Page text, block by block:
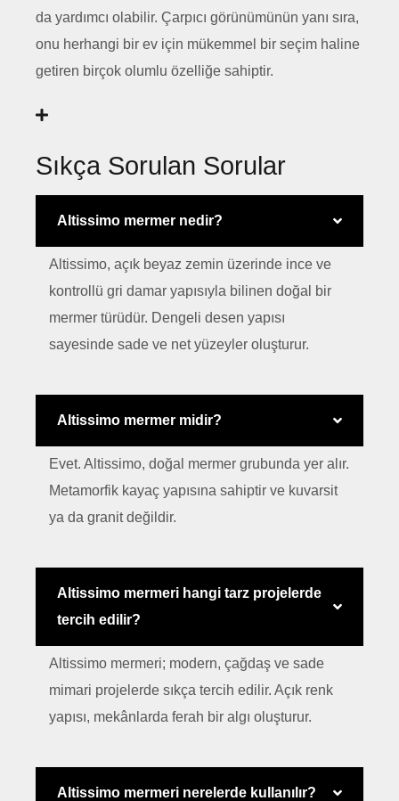
da yardımcı olabilir. Çarpıcı görünümünün yanı sıra,
onu herhangi bir ev için mükemmel bir seçim haline
getiren birçok olumlu özelliğe sahiptir.
Sıkça Sorulan Sorular
Altissimo mermer nedir?
Altissimo, açık beyaz zemin üzerinde ince ve
kontrollü gri damar yapısıyla bilinen doğal bir
mermer türüdür. Dengeli desen yapısı
sayesinde sade ve net yüzeyler oluşturur.
Altissimo mermer midir?
Evet. Altissimo, doğal mermer grubunda yer alır.
Metamorfik kayaç yapısına sahiptir ve kuvarsit
ya da granit değildir.
Altissimo mermeri hangi tarz projelerde
tercih edilir?
Altissimo mermeri; modern, çağdaş ve sade
mimari projelerde sıkça tercih edilir. Açık renk
yapısı, mekânlarda ferah bir algı oluşturur.
Altissimo mermeri nerelerde kullanılır?